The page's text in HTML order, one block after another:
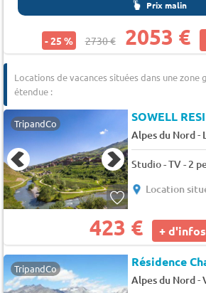
Prix malin
- 25 % 2730 € 2053 €
Locations de vacances situées dans une zone
étendue :
TripandCo
Alpes du Nord-
Location
423 € +
TripandCo Résidence
Alpes du Nord-